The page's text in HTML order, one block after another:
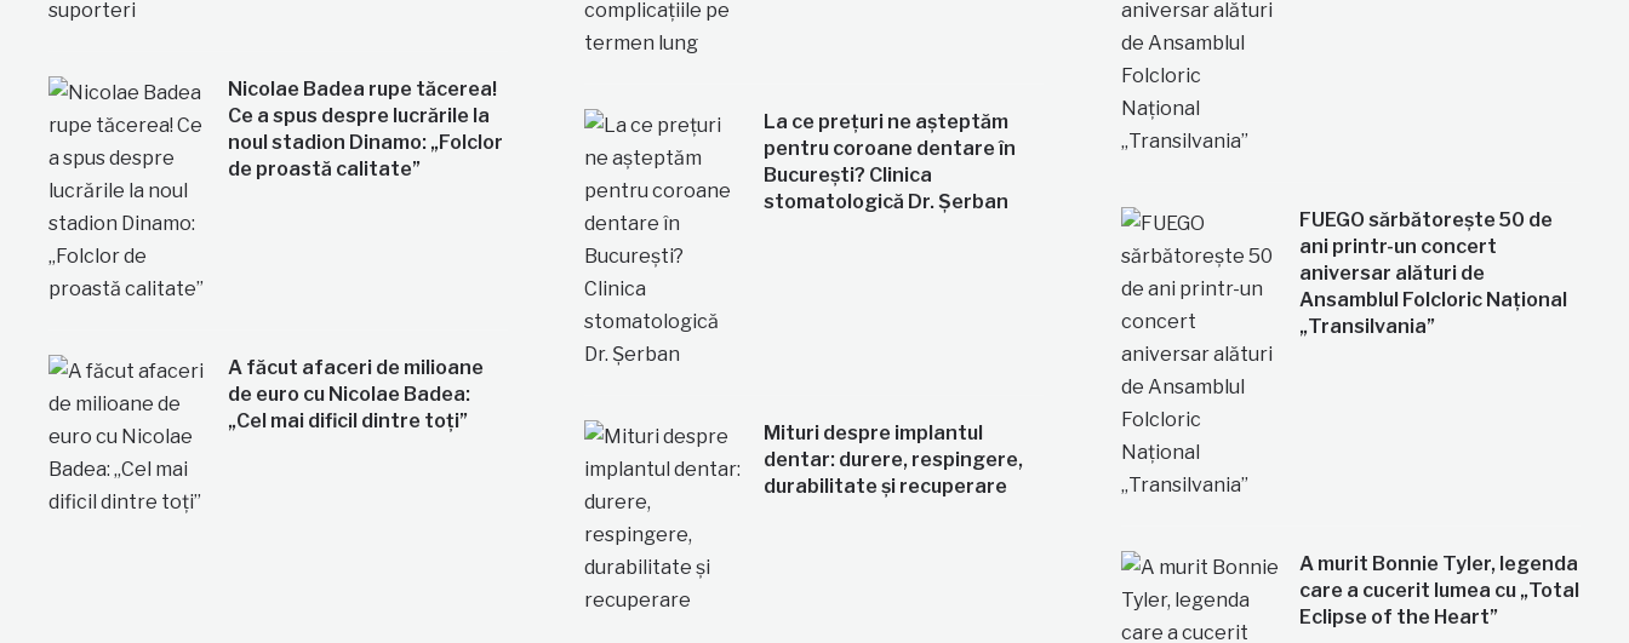
Nicolae Badea rupe tăcerea!
Ce a spus despre lucrările la
noul stadion Dinamo: „Folclor
de proastă calitate”
A făcut afaceri de milioane
de euro cu Nicolae Badea:
„Cel mai dificil dintre toți”
La ce prețuri ne așteptăm
pentru coroane dentare în
București? Clinica
stomatologică Dr. Șerban
Mituri despre implantul
dentar: durere, respingere,
durabilitate și recuperare
FUEGO sărbătorește 50 de
ani printr-un concert
aniversar alături de
Ansamblul Folcloric Național
„Transilvania”
A murit Bonnie Tyler, legenda
care a cucerit lumea cu „Total
Eclipse of the Heart”